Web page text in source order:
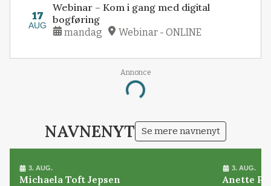
17
AUG
Webinar – Kom i gang med digital
bogføring
mandag Webinar - ONLINE
Annonce
Loading...
NAVNENYT Se mere navnenyt
3. AUG.
Michaela Toft Jepsen
3. AUG.
Anette